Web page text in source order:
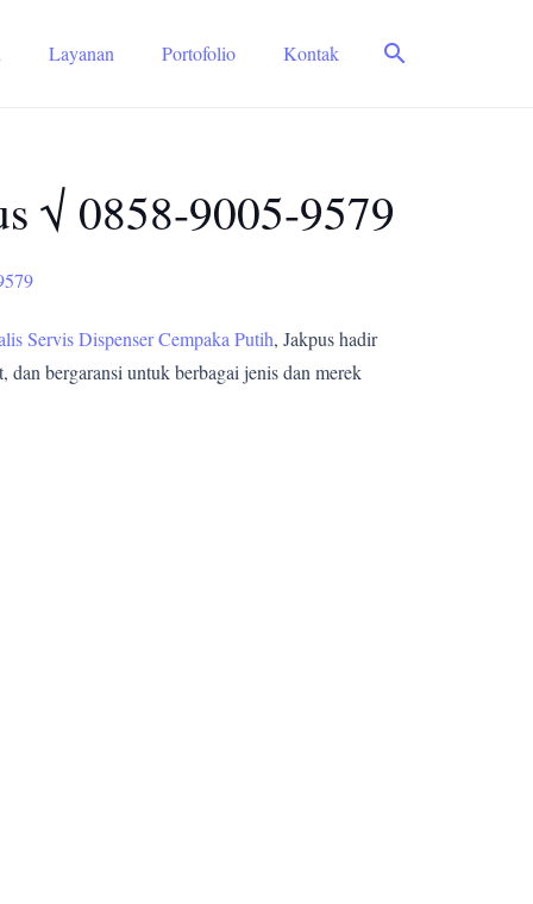
Layanan Portofolio Kontak search
√ 0858-9005-9579
Servis Dispenser Cempaka Putih, Jakpus hadir
dan bergaransi untuk berbagai jenis dan merek